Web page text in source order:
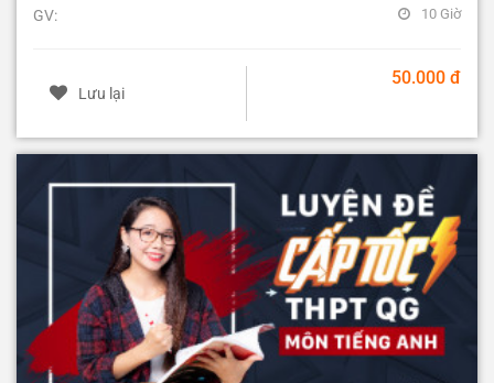
GV:
10 Giờ
Lưu lại
50.000 đ